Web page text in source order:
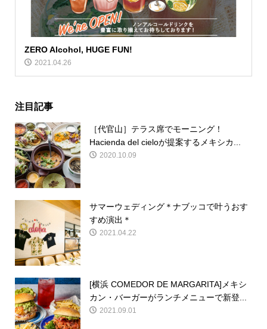
ZERO Alcohol, HUGE FUN!
2021.04.26
注目記事
［代官山］テラス席でモーニング！
Hacienda del cieloが提案するメキシカ...
2020.10.09
サマーウェディング＊ナブッコで叶うおす
すめ演出＊
2021.04.22
[横浜 COMEDOR DE MARGARITA]メキシ
カン・バーガーがランチメニューで新登...
2021.09.01